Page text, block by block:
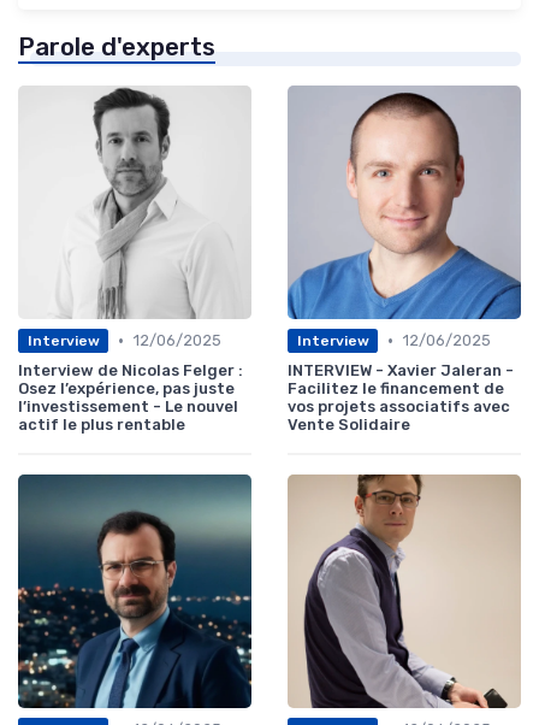
Parole d'experts
Interview • 12/06/2025
Interview de Nicolas Felger :
Osez l’expérience, pas juste
l’investissement - Le nouvel
actif le plus rentable
Interview • 12/06/2025
INTERVIEW - Xavier Jaleran -
Facilitez le financement de
vos projets associatifs avec
Vente Solidaire